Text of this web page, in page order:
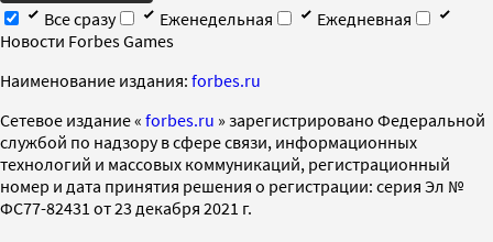
Все сразу
Еженедельная
Ежедневная
Новости Forbes Games
Наименование издания: forbes.ru
Cетевое издание « forbes.ru » зарегистрировано Федеральной
службой по надзору в сфере связи, информационных
технологий и массовых коммуникаций, регистрационный
номер и дата принятия решения о регистрации: серия Эл №
ФС77-82431 от 23 декабря 2021 г.